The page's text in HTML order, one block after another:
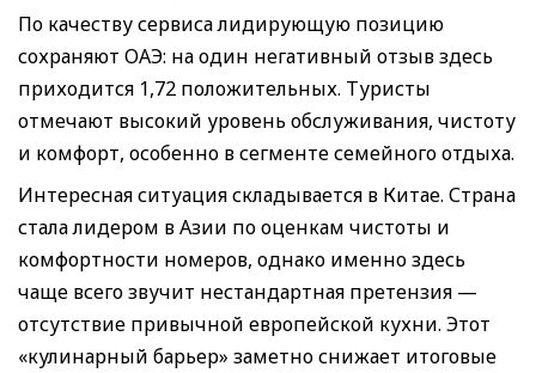
По качеству сервиса лидирующую позицию
сохраняют ОАЭ: на один негативный отзыв здесь
приходится 1,72 положительных. Туристы
отмечают высокий уровень обслуживания, чистоту
и комфорт, особенно в сегменте семейного отдыха.
Интересная ситуация складывается в Китае. Страна
стала лидером в Азии по оценкам чистоты и
комфортности номеров, однако именно здесь
чаще всего звучит нестандартная претензия —
отсутствие привычной европейской кухни. Этот
«кулинарный барьер» заметно снижает итоговые